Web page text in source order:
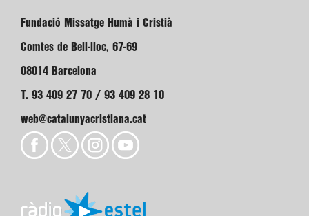
Fundació Missatge Humà i Cristià
Comtes de Bell-lloc, 67-69
08014 Barcelona
T. 93 409 27 70 / 93 409 28 10
web@catalunyacristiana.cat